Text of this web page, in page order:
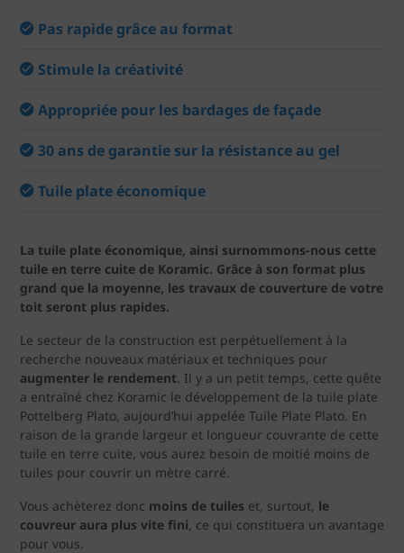
Pas rapide grâce au format
Stimule la créativité
Appropriée pour les bardages de façade
30 ans de garantie sur la résistance au gel
Tuile plate économique
La tuile plate économique, ainsi surnommons-nous cette
tuile en terre cuite de Koramic. Grâce à son format plus
grand que la moyenne, les travaux de couverture de votre
toit seront plus rapides.
Le secteur de la construction est perpétuellement à la
recherche nouveaux matériaux et techniques pour
augmenter le rendement. Il y a un petit temps, cette quête
a entraîné chez Koramic le développement de la tuile plate
Pottelberg Plato, aujourd’hui appelée Tuile Plate Plato. En
raison de la grande largeur et longueur couvrante de cette
tuile en terre cuite, vous aurez besoin de moitié moins de
tuiles pour couvrir un mètre carré.
Vous achèterez donc moins de tuiles et, surtout, le
couvreur aura plus vite fini, ce qui constituera un avantage
pour vous.